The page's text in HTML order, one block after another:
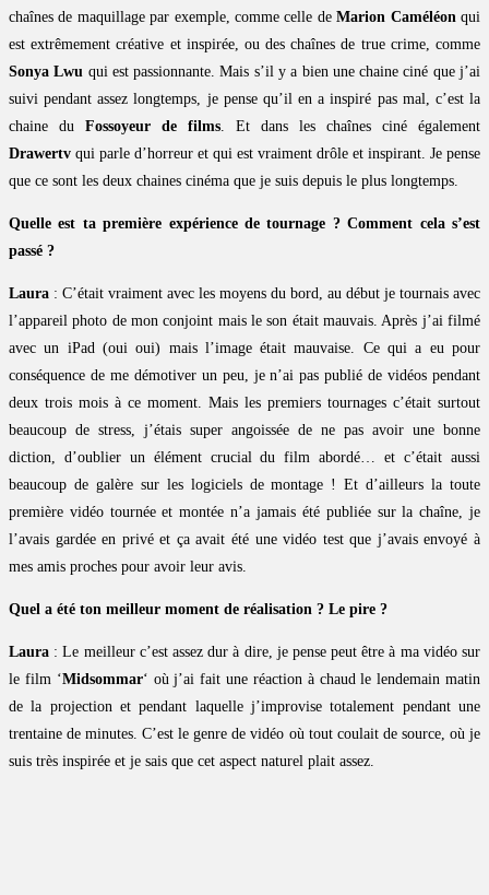
chaînes de maquillage par exemple, comme celle deMarion Caméléonqui
est extrêmement créative et inspirée, ou des chaînes de true crime, comme
Sonya Lwu qui est passionnante. Mais s’il y a bien une chaine ciné que j’ai
suivi pendant assez longtemps, je pense qu’il en a inspiré pas mal, c’est la
chaine du Fossoyeur de films. Et dans les chaînes ciné également
Drawertv qui parle d’horreur et qui est vraiment drôle et inspirant. Je pense
que ce sont les deux chaines cinéma que je suis depuis le plus longtemps.
Quelle est ta première expérience de tournage ? Comment cela s’est
passé ?
Laura : C’était vraiment avec les moyens du bord, au début je tournais avec
l’appareil photo de mon conjoint mais le son était mauvais. Après j’ai filmé
avec un iPad (oui oui) mais l’image était mauvaise. Ce qui a eu pour
conséquence de me démotiver un peu, je n’ai pas publié de vidéos pendant
deux trois mois à ce moment. Mais les premiers tournages c’était surtout
beaucoup de stress, j’étais super angoissée de ne pas avoir une bonne
diction, d’oublier un élément crucial du film abordé… et c’était aussi
beaucoup de galère sur les logiciels de montage ! Et d’ailleurs la toute
première vidéo tournée et montée n’a jamais été publiée sur la chaîne, je
l’avais gardée en privé et ça avait été une vidéo test que j’avais envoyé à
mes amis proches pour avoir leur avis.
Quel a été ton meilleur moment de réalisation ? Le pire ?
Laura : Le meilleur c’est assez dur à dire, je pense peut être à ma vidéo sur
le film ‘Midsommar‘ où j’ai fait une réaction à chaud le lendemain matin
de la projection et pendant laquelle j’improvise totalement pendant une
trentaine de minutes. C’est le genre de vidéo où tout coulait de source, où je
suis très inspirée et je sais que cet aspect naturel plait assez.